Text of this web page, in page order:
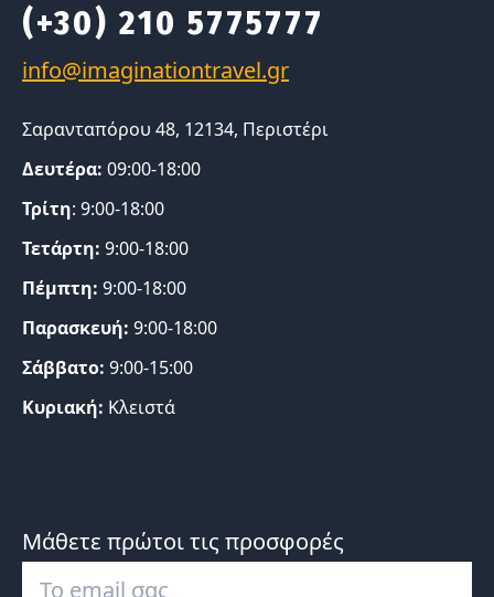
(+30) 210 5775777
Σαρανταπόρου 48, 12134, Περιστέρι
Δευτέρα: 09:00-18:00
Τρίτη: 9:00-18:00
Τετάρτη: 9:00-18:00
Πέμπτη: 9:00-18:00
Παρασκευή: 9:00-18:00
Σάββατο: 9:00-15:00
Κυριακή: Κλειστά
Μάθετε πρώτοι τις προσφορές